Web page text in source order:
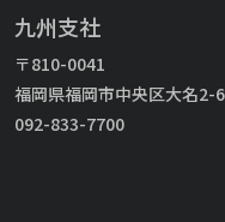
九州支社
〒810-0041
福岡県福岡市中央区大名2-
092-833-7700